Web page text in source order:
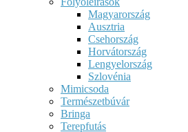
Magyarország
Ausztria
Csehország
Horvátország
Lengyelország
Szlovénia
Mimicsoda
Természetbúvár
Bringa
Terepfutás